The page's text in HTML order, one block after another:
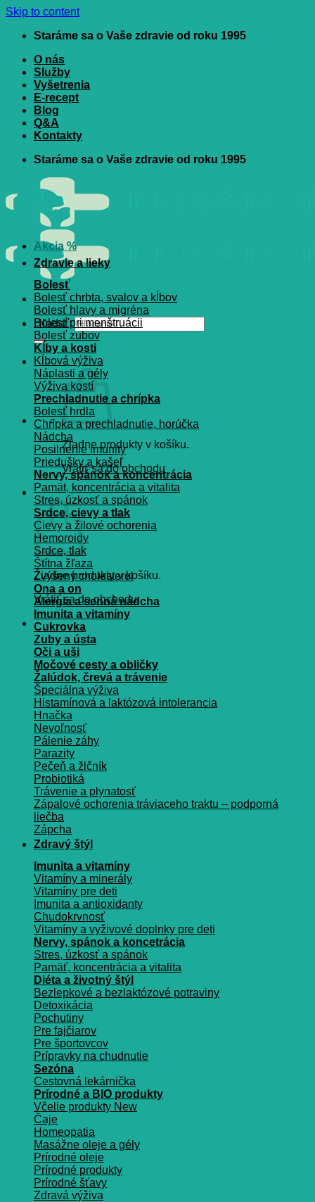
Skip to content
Staráme sa o Vaše zdravie od roku 1995
O nás
Služby
Vyšetrenia
E-recept
Blog
Q&A
Kontakty
Staráme sa o Vaše zdravie od roku 1995
Hľadať:
Žiadne produkty v košíku.
Vrátiť sa do obchodu
Košík
Žiadne produkty v košíku.
Vrátiť sa do obchodu
Akcia %
Zdravie a lieky
Bolesť
Bolesť chrbta, svalov a kĺbov
Bolesť hlavy a migréna
Bolesť pri menštruácii
Bolesť zubov
Kĺby a kosti
Kĺbová výživa
Náplasti a gély
Výživa kostí
Prechladnutie a chrípka
Bolesť hrdla
Chrípka a prechladnutie, horúčka
Nádcha
Posilnenie imunity
Priedušky a kašeľ
Nervy, spánok a koncentrácia
Pamät, koncentrácia a vitalita
Stres, úzkosť a spánok
Srdce, cievy a tlak
Cievy a žilové ochorenia
Hemoroidy
Srdce, tlak
Štítna žľaza
Zvýšený cholesterol
Ona a on
Alergia a senná nádcha
Imunita a vitamíny
Cukrovka
Zuby a ústa
Oči a uši
Močové cesty a obličky
Žalúdok, črevá a trávenie
Špeciálna výživa
Histamínová a laktózová intolerancia
Hnačka
Nevoľnosť
Pálenie záhy
Parazity
Pečeň a žlčník
Probiotiká
Trávenie a plynatosť
Zápalové ochorenia tráviaceho traktu – podporná
liečba
Zápcha
Zdravý štýl
Imunita a vitamíny
Vitamíny a minerály
Vitamíny pre deti
Imunita a antioxidanty
Chudokrvnosť
Vitamíny a vyživové doplnky pre deti
Nervy, spánok a koncetrácia
Stres, úzkosť a spánok
Pamäť, koncentrácia a vitalita
Diéta a životný štýl
Bezlepkové a bezlaktózové potraviny
Detoxikácia
Pochutiny
Pre fajčiarov
Pre športovcov
Prípravky na chudnutie
Sezóna
Cestovná lekárnička
Prírodné a BIO produkty
Včelie produkty
Čaje
Homeopatia
Masážne oleje a gély
Prírodné oleje
Prírodné produkty
Prírodné šťavy
Zdravá výživa